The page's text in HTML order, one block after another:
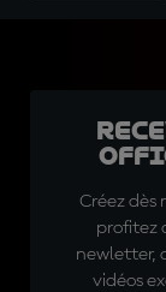
Créez dès
profitez
newletter,
vidéos